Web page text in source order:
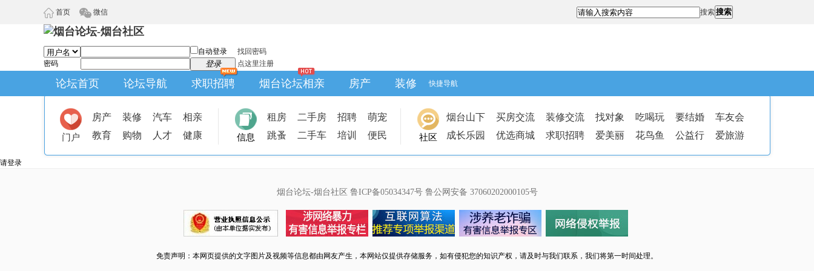
首页 微信 搜索搜索
自动登录
找回密码
密码
登录 点这里注册
论坛首页 论坛导航 求职招聘 烟台论坛相亲 房产 装修 快捷导航
门户
房产 装修 汽车
相亲
教育
购物 人才 健康 信息
租房 二手房 招聘
萌宠
跳蚤
二手车 培训 便民 社区
烟台山下 买房交流 装修交流 找对象 吃喝玩 要结婚
车友会
成长乐园
优选商城 求职招聘 爱美丽 花鸟鱼 公益行 爱旅游
请登录
烟台论坛-烟台社区 鲁ICP备05034347号 鲁公网安备 37060202000105号
免责声明：本网页提供的文字图片及视频等信息都由网友产生，本网站仅提供存储服务，如有侵犯您的知识产权，请及时与我们联系，我们将第一时间处理。